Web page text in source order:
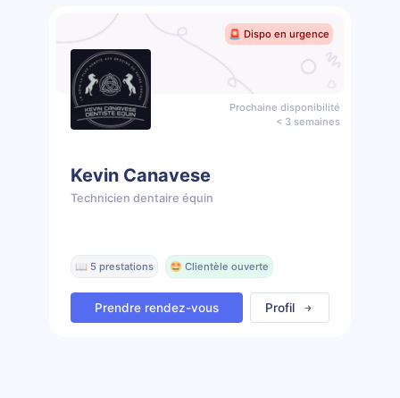
🚨 Dispo en urgence
Prochaine disponibilité
< 3 semaines
Kevin Canavese
Technicien dentaire équin
📖 5 prestations 🤩 Clientèle ouverte
Prendre rendez-vous Profil